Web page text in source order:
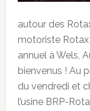
autour des
motoriste
annuel à Wels,
bienvenus ! Au
du vendredi et
l’usine BRP-